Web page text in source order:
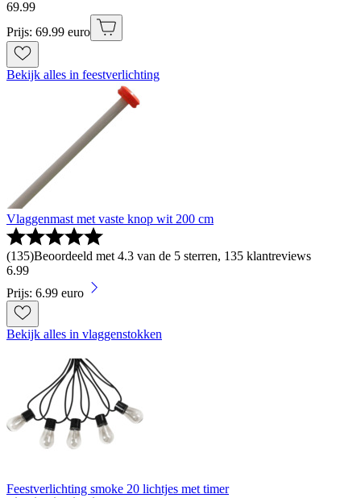
69.99
Prijs: 69.99 euro
Bekijk alles in feestverlichting
Vlaggenmast met vaste knop wit 200 cm
(135)Beoordeeld met 4.3 van de 5 sterren, 135 klantreviews
6.99
Prijs: 6.99 euro
Bekijk alles in vlaggenstokken
Feestverlichting smoke 20 lichtjes met timer